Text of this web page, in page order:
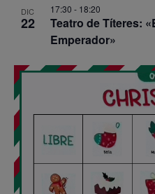
DIC
22
Teatro de Títeres:
Emperador»
17:30 - 18:20